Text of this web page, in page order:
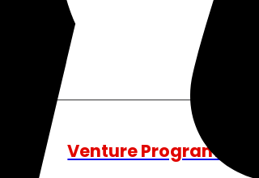
Venture Program